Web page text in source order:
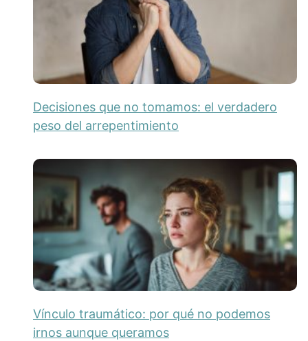
Decisiones que no tomamos: el verdadero
peso del arrepentimiento
Vínculo traumático: por qué no podemos
irnos aunque queramos